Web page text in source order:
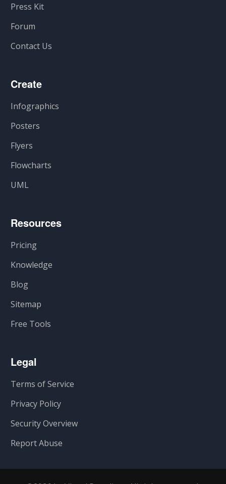
Press Kit
Forum
Contact Us
Create
Infographics
Posters
Flyers
Flowcharts
UML
Resources
Pricing
Knowledge
Blog
Sitemap
Free Tools
Legal
Terms of Service
Privacy Policy
Security Overview
Report Abuse